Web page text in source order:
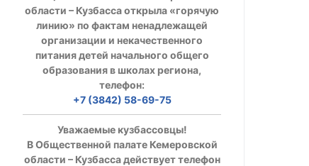
области – Кузбасса открыла «горячую
линию» по фактам ненадлежащей
организации и некачественного
питания детей начального общего
образования в школах региона,
телефон:
+7 (3842) 58-69-75
Уважаемые кузбассовцы!
В Общественной палате Кемеровской
области – Кузбасса действует телефон